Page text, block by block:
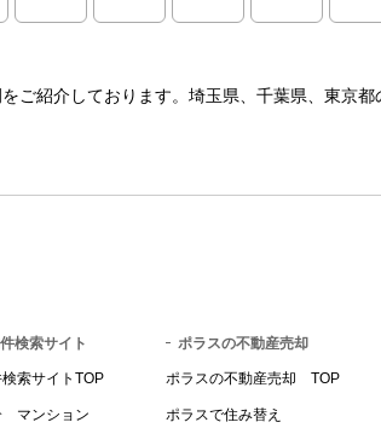
ご紹介しております。埼玉県、千葉県、東京
検索サイト
索サイトTOP
マンション
ポラスの不動産売却
ポラスの不動産売却 TOP
ポラスで住み替え